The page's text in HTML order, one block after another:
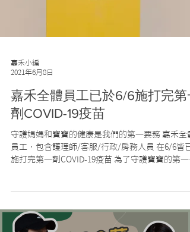
嘉禾小編
2021年6月8日
嘉禾全體員工已於6/6施打完第
劑COVID-19疫苗
守護媽媽和寶寶的健康是我們的第一要務 嘉禾全
員工，包含護理師/客服/行政/房務人員 在6/6皆已
施打完第一劑COVID-19疫苗 為了守護寶寶的第一